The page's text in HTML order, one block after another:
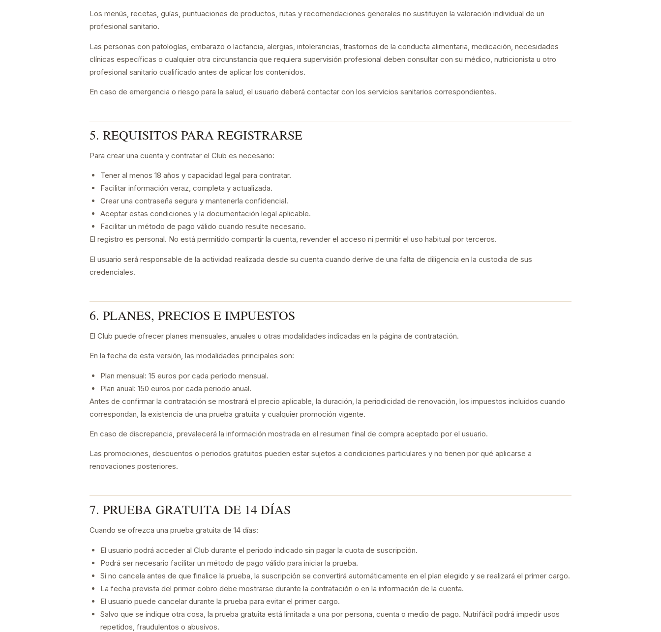
Los menús, recetas, guías, puntuaciones de productos, rutas y recomendaciones generales no sustituyen la valoración individual de un
profesional sanitario.
Las personas con patologías, embarazo o lactancia, alergias, intolerancias, trastornos de la conducta alimentaria, medicación, necesidades
clínicas específicas o cualquier otra circunstancia que requiera supervisión profesional deben consultar con su médico, nutricionista u otro
profesional sanitario cualificado antes de aplicar los contenidos.
En caso de emergencia o riesgo para la salud, el usuario deberá contactar con los servicios sanitarios correspondientes.
5. REQUISITOS PARA REGISTRARSE
Para crear una cuenta y contratar el Club es necesario:
Tener al menos 18 años y capacidad legal para contratar.
Facilitar información veraz, completa y actualizada.
Crear una contraseña segura y mantenerla confidencial.
Aceptar estas condiciones y la documentación legal aplicable.
Facilitar un método de pago válido cuando resulte necesario.
El registro es personal. No está permitido compartir la cuenta, revender el acceso ni permitir el uso habitual por terceros.
El usuario será responsable de la actividad realizada desde su cuenta cuando derive de una falta de diligencia en la custodia de sus
credenciales.
6. PLANES, PRECIOS E IMPUESTOS
El Club puede ofrecer planes mensuales, anuales u otras modalidades indicadas en la página de contratación.
En la fecha de esta versión, las modalidades principales son:
Plan mensual: 15 euros por cada periodo mensual.
Plan anual: 150 euros por cada periodo anual.
Antes de confirmar la contratación se mostrará el precio aplicable, la duración, la periodicidad de renovación, los impuestos incluidos cuando
correspondan, la existencia de una prueba gratuita y cualquier promoción vigente.
En caso de discrepancia, prevalecerá la información mostrada en el resumen final de compra aceptado por el usuario.
Las promociones, descuentos o periodos gratuitos pueden estar sujetos a condiciones particulares y no tienen por qué aplicarse a
renovaciones posteriores.
7. PRUEBA GRATUITA DE 14 DÍAS
Cuando se ofrezca una prueba gratuita de 14 días:
El usuario podrá acceder al Club durante el periodo indicado sin pagar la cuota de suscripción.
Podrá ser necesario facilitar un método de pago válido para iniciar la prueba.
Si no cancela antes de que finalice la prueba, la suscripción se convertirá automáticamente en el plan elegido y se realizará el primer cargo.
La fecha prevista del primer cobro debe mostrarse durante la contratación o en la información de la cuenta.
El usuario puede cancelar durante la prueba para evitar el primer cargo.
Salvo que se indique otra cosa, la prueba gratuita está limitada a una por persona, cuenta o medio de pago. Nutrifácil podrá impedir usos
repetidos, fraudulentos o abusivos.